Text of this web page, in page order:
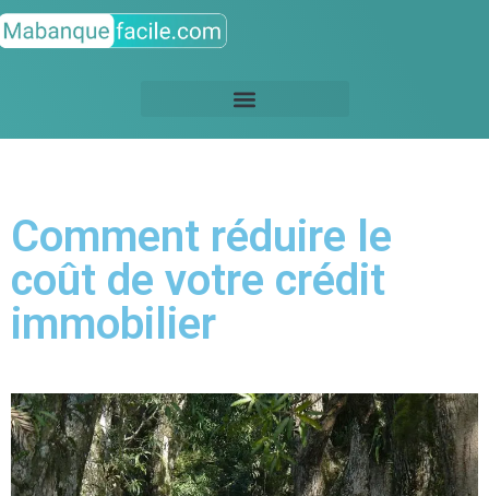
Comment réduire le
coût de votre crédit
immobilier